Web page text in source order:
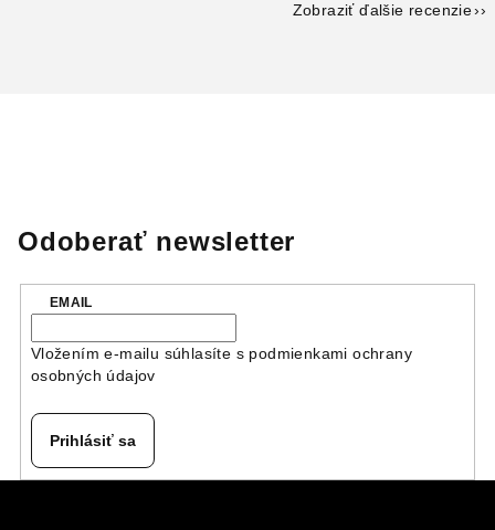
Zobraziť ďalšie recenzie
Odoberať newsletter
EMAIL
Vložením e-mailu súhlasíte s podmienkami ochrany
osobných údajov
Prihlásiť sa